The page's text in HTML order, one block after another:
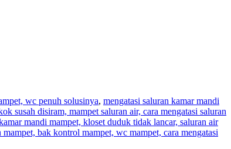
wc penuh solusinya, mengatasi saluran kamar mandi
susah disiram, mampet saluran air, cara mengatasi saluran
mandi mampet, kloset duduk tidak lancar, saluran air
bak kontrol mampet, wc mampet, cara mengatasi